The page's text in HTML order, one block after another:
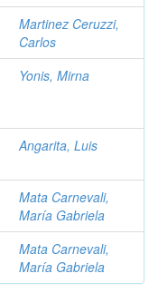
Martinez Ceruzzi,
Carlos
Yonis, Mirna
Angarita, Luis
Mata Carnevali,
María Gabriela
Mata Carnevali,
María Gabriela